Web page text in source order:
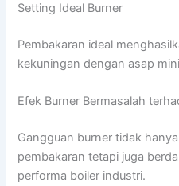
Setting Ideal Burner
Pembakaran ideal
kekuningan dengan asap
Efek Burner Bermasalah
Gangguan burner tidak
pembakaran tetapi juga
performa boiler industri.